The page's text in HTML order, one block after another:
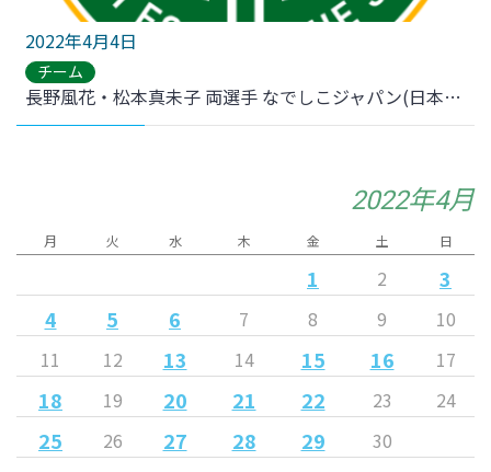
2022年4月4日
チーム
長野風花・松本真未子 両選手 なでしこジャパン(日本女子代表)候補トレーニングキャンプ辞退のお知らせ
2022年4月
月 火 水 木 金 土 日
1 2
3
4
5 6 7 8 9
10
11
12 13 14 15 16 17
18 19 20 21 22 23 24
25 26 27 28 29 30